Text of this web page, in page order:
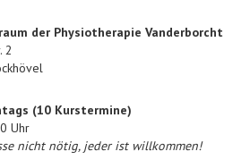
der Physiotherapie Vanderborcht
2
(10 Kurstermine)
Uhr
nicht nötig, jeder ist willkommen!